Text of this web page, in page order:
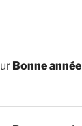
Bonne année